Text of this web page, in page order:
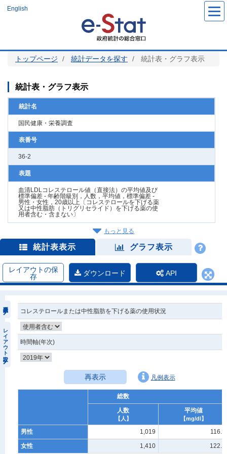
ツ
English
トップページ 統計データを探す 統計表・グラフ表示
統計表・グラフ表示
統計名
国民健康・栄養調査
表番号
36-2
表題
血清LDLコレステロール値（直接法）の平均値及び
標準偏差 - 年齢階級別，人数，平均値，標準偏差 -
男性・女性，20歳以上〔コレステロールを下げる薬
又は中性脂肪（トリグリセライド）を下げる薬の使
用者含む・含まない〕
もっと見る
統計表表示 グラフ表示
レイアウトの保
存
ダウンロード API
レイアウト設定
コレステロールまたは中性脂肪を下げる薬の使用状況
時間軸(年次)
再表示 凡例表示
総数
人数
【人】
平均値
【mg/dl】
男性 1,019
116.8
女性
1,410 122.6